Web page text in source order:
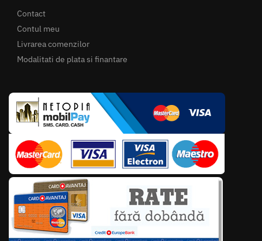
Contact
Contul meu
Livrarea comenzilor
Modalitati de plata si finantare